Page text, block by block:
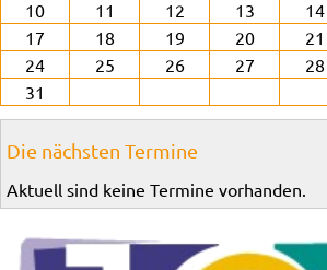
10
11 12 13 14
17
18 19 20 21
24
25 26 27 28
31
Die nächsten Termine
Aktuell sind keine Termine vorhanden.